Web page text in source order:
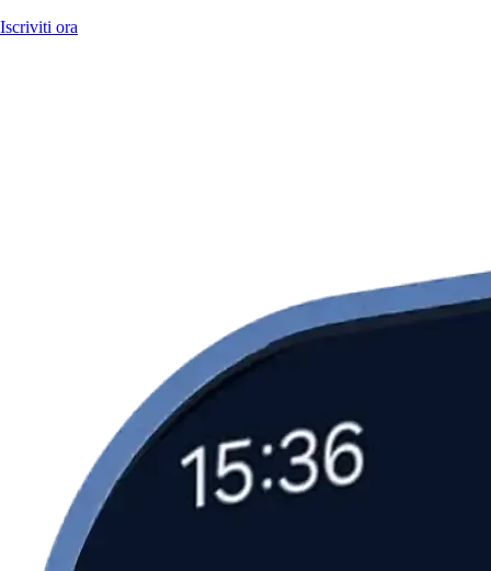
Iscriviti ora